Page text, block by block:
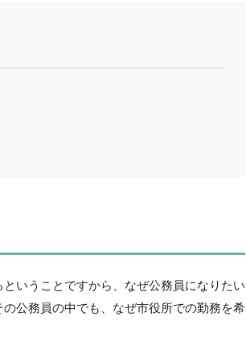
いうことですから、なぜ公務員になりたい
公務員の中でも、なぜ市役所での勤務を希